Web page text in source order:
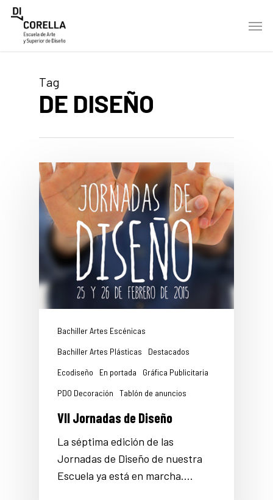
Skip
Menu
Tag
DE DISEÑO
Bachiller Artes Escénicas
Bachiller Artes Plásticas
Destacados
Ecodiseño
En portada
Gráfica Publicitaria
PDO Decoración
Tablón de anuncios
VII Jornadas de Diseño
La séptima edición de las
Jornadas de Diseño de nuestra
Escuela ya está en marcha.…